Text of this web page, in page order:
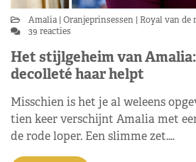
Amalia Oranjeprinsessen Royal van de
39 reacties
Het stijlgeheim van
decolleté haar helpt
Misschien is het je al weleens
tien keer verschijnt Amalia met
de rode loper. Een slimme zet.…